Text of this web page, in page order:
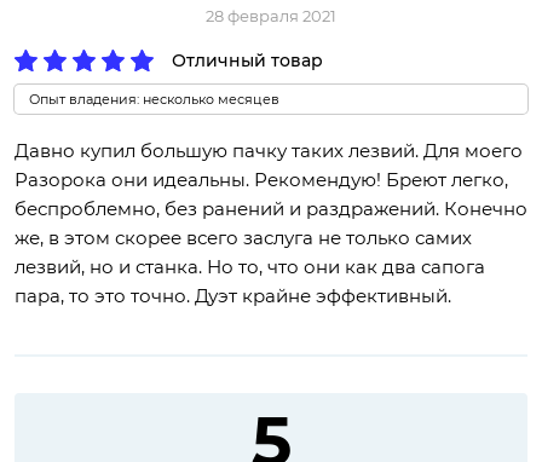
28 февраля 2021
Отличный товар
Опыт владения: несколько месяцев
Давно купил большую пачку таких лезвий. Для моего
Разорока они идеальны. Рекомендую! Бреют легко,
беспроблемно, без ранений и раздражений. Конечно
же, в этом скорее всего заслуга не только самих
лезвий, но и станка. Но то, что они как два сапога
пара, то это точно. Дуэт крайне эффективный.
5